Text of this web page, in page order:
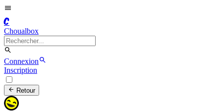
C
Choualbox
Connexion
Inscription
Retour